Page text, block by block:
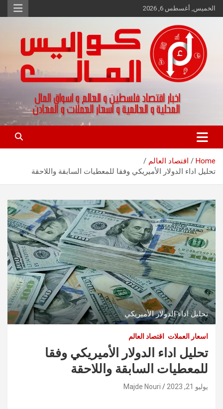
Skip
to
الخميس, أغسطس 6, 2026
كواليس المال
اخبار اقتصاد فلسطين و العالم و تقارير اسواق المال و العملات
Home
اقتصاد العالم
تحليل اداء الدولار الأميريكي وفقا للمعطيات السابقة واللاحقة
تحليل اداء الدولار الأميريكي
اسعار العملات اقتصاد العالم
تحليل اداء الدولار الأميريكي وفقا
للمعطيات السابقة واللاحقة
يوليو 21, 2023 Majde Nouri